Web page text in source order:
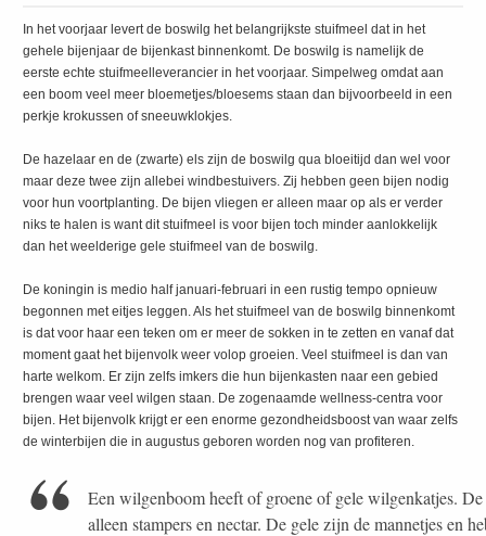
In het voorjaar levert de boswilg het belangrijkste stuifmeel dat in het
gehele bijenjaar de bijenkast binnenkomt. De boswilg is namelijk de
eerste echte stuifmeelleverancier in het voorjaar. Simpelweg omdat aan
een boom veel meer bloemetjes/bloesems staan dan bijvoorbeeld in een
perkje krokussen of sneeuwklokjes.
De hazelaar en de (zwarte) els zijn de boswilg qua bloeitijd dan wel voor
maar deze twee zijn allebei windbestuivers. Zij hebben geen bijen nodig
voor hun voortplanting. De bijen vliegen er alleen maar op als er verder
niks te halen is want dit stuifmeel is voor bijen toch minder aanlokkelijk
dan het weelderige gele stuifmeel van de boswilg.
De koningin is medio half januari-februari in een rustig tempo opnieuw
begonnen met eitjes leggen. Als het stuifmeel van de boswilg binnenkomt
is dat voor haar een teken om er meer de sokken in te zetten en vanaf dat
moment gaat het bijenvolk weer volop groeien. Veel stuifmeel is dan van
harte welkom. Er zijn zelfs imkers die hun bijenkasten naar een gebied
brengen waar veel wilgen staan. De zogenaamde wellness-centra voor
bijen. Het bijenvolk krijgt er een enorme gezondheidsboost van waar zelfs
de winterbijen die in augustus geboren worden nog van profiteren.
Een wilgenboom heeft of groene of gele wilgenkatjes.
alleen stampers en nectar. De gele zijn de mannetjes en